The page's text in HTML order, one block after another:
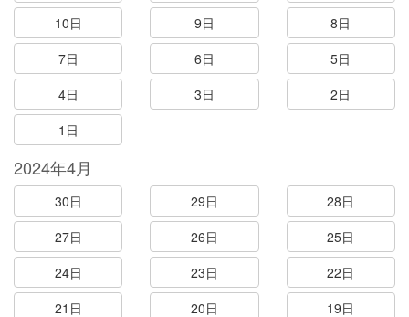
10日
9日
8日
7日
6日
5日
4日
3日
2日
1日
2024年4月
30日 29日
28日
27日
26日
25日
24日
23日
22日
21日
20日
19日